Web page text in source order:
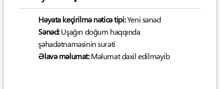
Həyata keçirilmə nəticə tipi:Yeni sənəd
Sənəd:Uşağın doğum haqqında
şəhadətnaməsinin surəti
Əlavə məlumat:Məlumat daxil edilməyib